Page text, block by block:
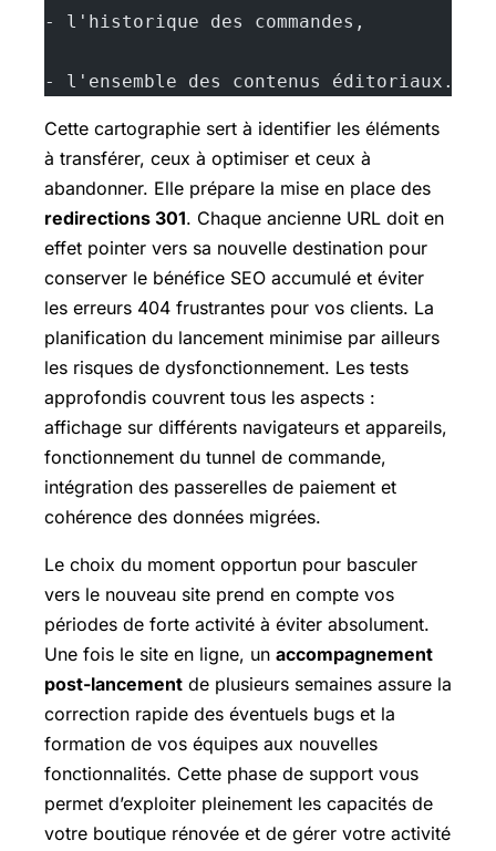
- l'historique des commandes,
- l'ensemble des contenus éditoriaux.
Cette cartographie sert à identifier les éléments
à transférer, ceux à optimiser et ceux à
abandonner. Elle prépare la mise en place des
redirections 301. Chaque ancienne URL doit en
effet pointer vers sa nouvelle destination pour
conserver le bénéfice SEO accumulé et éviter
les erreurs 404 frustrantes pour vos clients. La
planification du lancement minimise par ailleurs
les risques de dysfonctionnement. Les tests
approfondis couvrent tous les aspects :
affichage sur différents navigateurs et appareils,
fonctionnement du tunnel de commande,
intégration des passerelles de paiement et
cohérence des données migrées.
Le choix du moment opportun pour basculer
vers le nouveau site prend en compte vos
périodes de forte activité à éviter absolument.
Une fois le site en ligne, un accompagnement
post-lancement de plusieurs semaines assure la
correction rapide des éventuels bugs et la
formation de vos équipes aux nouvelles
fonctionnalités. Cette phase de support vous
permet d’exploiter pleinement les capacités de
votre boutique rénovée et de gérer votre activité